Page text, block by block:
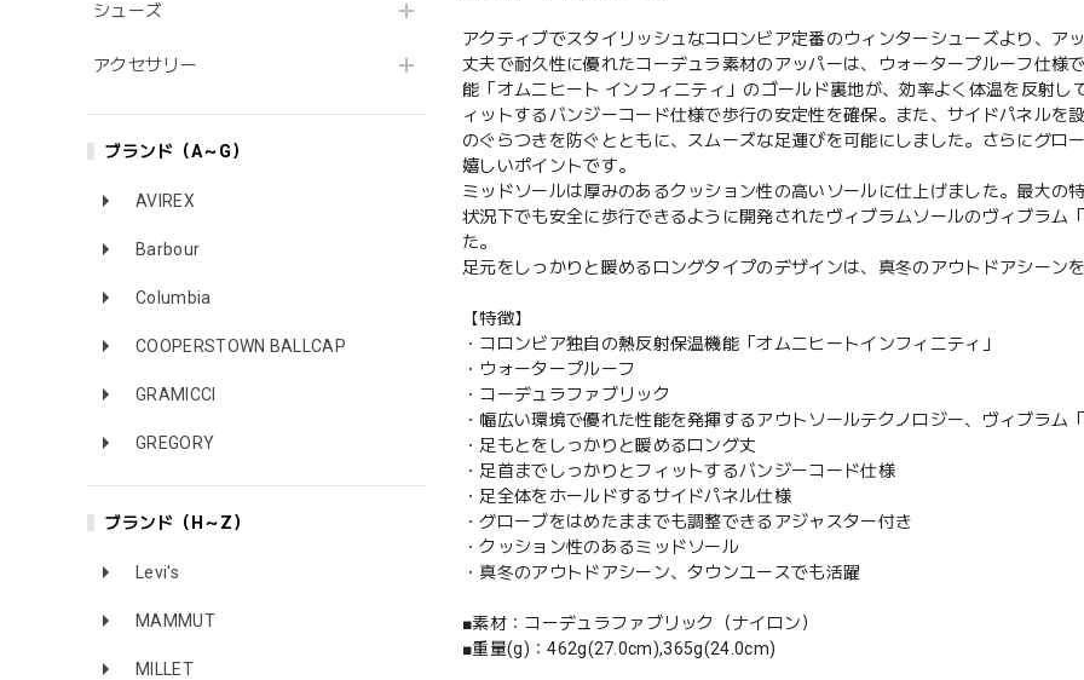
シューズ
アクセサリー
ブランド（A～G）
AVIREX
Barbour
Columbia
COOPERSTOWN BALLCAP
GRAMICCI
GREGORY
ブランド（H～Z）
Levi's
MAMMUT
MILLET
アクティブでスタイリッシュなコロンビア定番のウィンターシューズより、ア
丈夫で耐久性に優れたコーデュラ素材のアッパーは、ウォータープルーフ仕様
能「オムニヒート インフィニティ」のゴールド裏地が、効率よく体温を反射
ィットするバンジーコード仕様で歩行の安定性を確保。また、サイドパネルを
のぐらつきを防ぐとともに、スムーズな足運びを可能にしました。さらにグロ
嬉しいポイントです。
ミッドソールは厚みのあるクッション性の高いソールに仕上げました。最大の
状況下でも安全に歩行できるように開発されたヴィブラムソールのヴィブラム
た。
足元をしっかりと暖めるロングタイプのデザインは、真冬のアウトドアシーン
【特徴】
・コロンビア独自の熱反射保温機能「オムニヒートインフィニティ」
・ウォータープルーフ
・コーデュラファブリック
・幅広い環境で優れた性能を発揮するアウトソールテクノロジー、ヴィブラム
・足もとをしっかりと暖めるロング丈
・足首までしっかりとフィットするバンジーコード仕様
・足全体をホールドするサイドパネル仕様
・グローブをはめたままでも調整できるアジャスター付き
・クッション性のあるミッドソール
・真冬のアウトドアシーン、タウンユースでも活躍
■素材：コーデュラファブリック（ナイロン）
■重量(g)：462g(27.0cm),365g(24.0cm)